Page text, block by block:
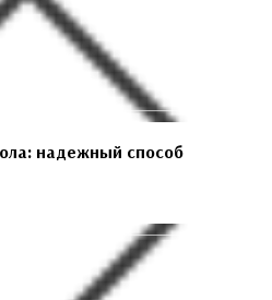
надежный способ